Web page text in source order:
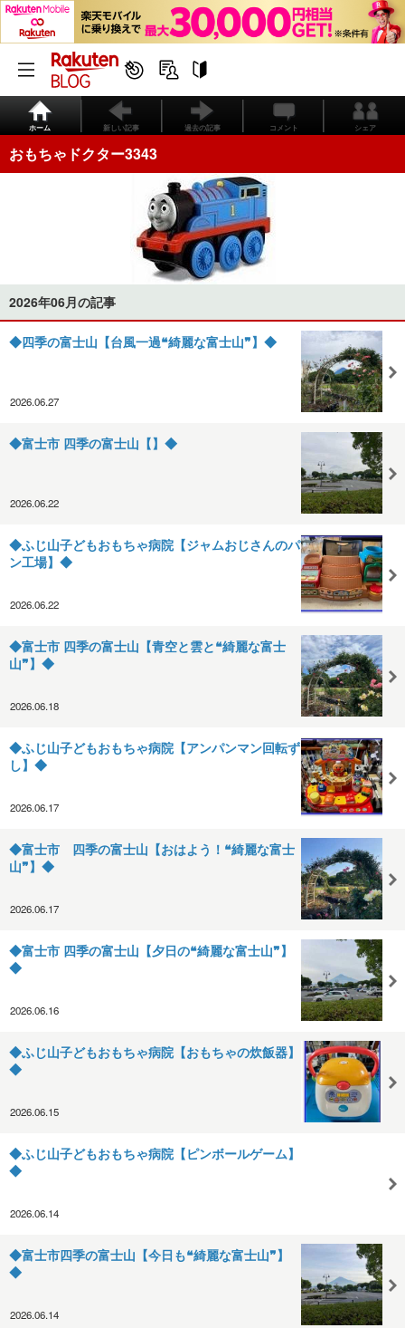
ホーム 新しい記事 過去の記事 コメント シェア
おもちゃドクター3343
2026年06月の記事
◆四季の富士山【台風一過❝綺麗な富士山❞】◆
2026.06.27
◆富士市 四季の富士山【】◆
2026.06.22
◆ふじ山子どもおもちゃ病院【ジャムおじさんのパ
ン工場】◆
2026.06.22
◆富士市 四季の富士山【青空と雲と❝綺麗な富士
山❞】◆
2026.06.18
◆ふじ山子どもおもちゃ病院【アンパンマン回転ず
し】◆
2026.06.17
◆富士市 四季の富士山【おはよう！❝綺麗な富士
山❞】◆
2026.06.17
◆富士市 四季の富士山【夕日の❝綺麗な富士山❞】
◆
2026.06.16
◆ふじ山子どもおもちゃ病院【おもちゃの炊飯器】
◆
2026.06.15
◆ふじ山子どもおもちゃ病院【ピンボールゲーム】
◆
2026.06.14
◆富士市四季の富士山【今日も❝綺麗な富士山❞】
◆
2026.06.14